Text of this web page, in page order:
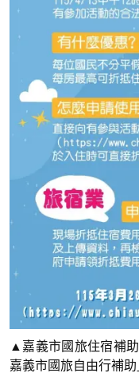
▲嘉義市國旅住宿補
嘉義市國旅自由行補助